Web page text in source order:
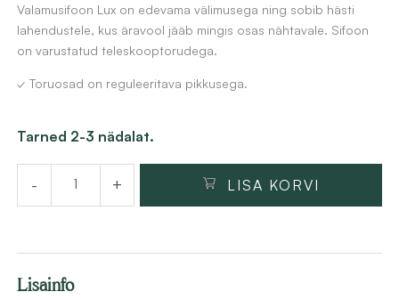
Valamusifoon Lux on edevama välimusega ning sobib hästi
lahendustele, kus äravool jääb mingis osas nähtavale. Sifoon
on varustatud teleskooptorudega.
✓ Toruosad on reguleeritava pikkusega.
Tarned 2-3 nädalat.
-
Valamusifoon
Lux
1/4″,
messing
+ LISA KORVI
Lisainfo